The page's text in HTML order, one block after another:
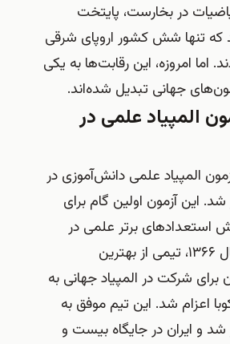
ریاضیات در بخارست، پایتخت
که تنها شش کشور اروپای شرقی
اما امروزه، این رقابت‌ها به یکی
جهانی تبدیل شده‌اند.
المپیاد علمی در
المپیاد علمی دانش‌آموزی در
برگزار شد. این آزمون اولین گام برای
استعدادهای برتر علمی در
کشور بود. در سال ۱۳۶۶، تیمی از بهترین
برای شرکت در المپیاد جهانی به
اعزام شد. این تیم موفق به
و ایران در جایگاه بیست و